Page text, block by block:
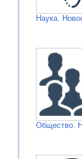
Наука.
Общество.